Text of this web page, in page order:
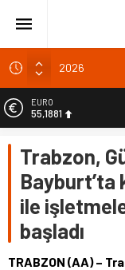
Altın haftayı
Ovit Yayla
EURO
55,1881
6.660,55
BİST
13.779,39
DOLAR
47,7111
Trabzon,
Bayburt’ta
ile
başladı
TRABZON (AA) –